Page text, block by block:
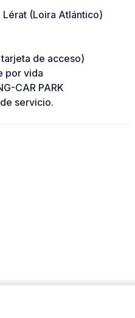
Lérat (Loira Atlántico)
de acceso)
por vida
CAR PARK
servicio.